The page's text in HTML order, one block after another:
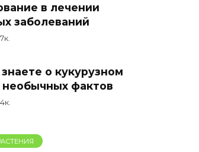
в лечении
заболеваний
о кукурузном
необычных фактов